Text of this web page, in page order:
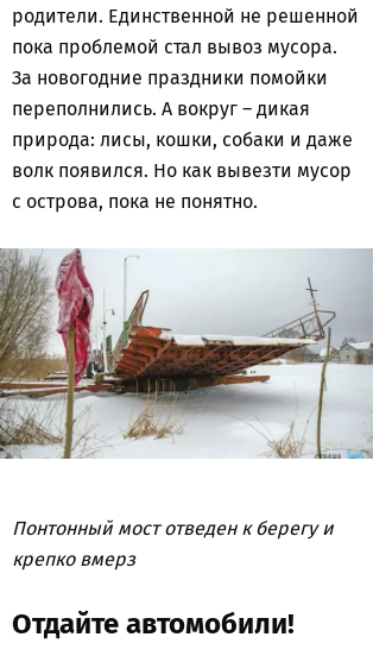
родители. Единственной не решенной
пока проблемой стал вывоз мусора.
За новогодние праздники помойки
переполнились. А вокруг – дикая
природа: лисы, кошки, собаки и даже
волк появился. Но как вывезти мусор
с острова, пока не понятно.
Понтонный мост отведен к берегу и
крепко вмерз
Отдайте автомобили!